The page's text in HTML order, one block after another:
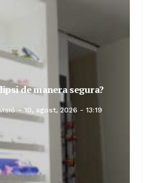
de manera segura?
10, agost, 2026 - 13:19